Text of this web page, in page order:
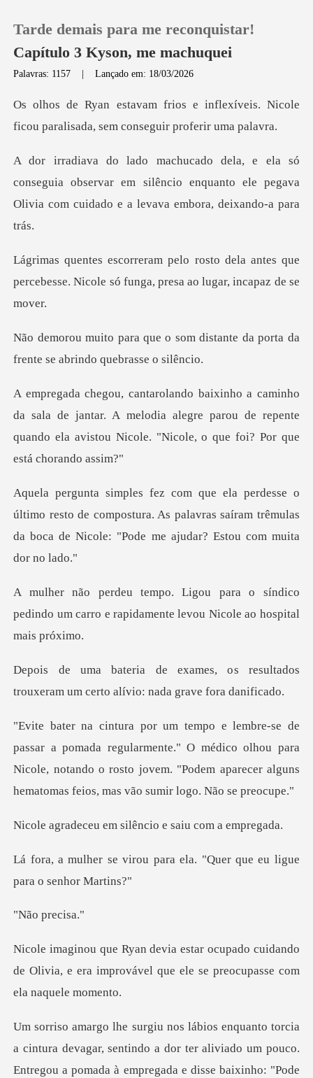
0
Histórico
Baixar App
Tarde demais para me reconquistar!
Capítulo 3 Kyson, me machuquei
Palavras: 1157 |Lançado em: 18/03/2026
flexíveis. Nicole
ficou paralisada,
eguia observar em silêncio enquanto ele pegava
Olivia
ela antes que
percebesse. Nicole só fung
m distante da porta da
frente s
de jantar. A melodia alegre parou de repente
quando ela avis
resto de compostura. As palavras saíram trêmulas
da boca
síndico
pedindo um carro e rapidamente
s resultados
trouxeram um certo al
gularmente." O médico olhou para
Nicole, notando o rosto jovem. "Podem
em silêncio e sai
para ela. "Quer que eu li
pre
o cuidando
de Olivia, e era improvável que
devagar, sentindo a dor ter aliviado um pouco.
Entregou a pomada